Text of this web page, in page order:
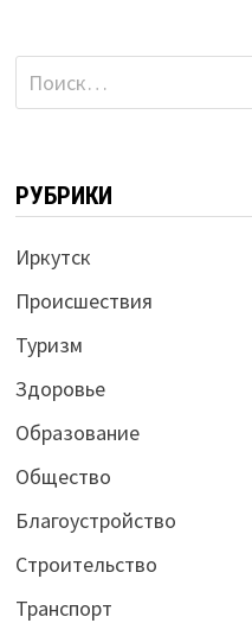
Найти:
РУБРИКИ
Иркутск
Происшествия
Туризм
Здоровье
Образование
Общество
Благоустройство
Строительство
Транспорт